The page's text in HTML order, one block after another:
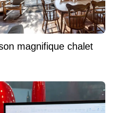
magnifique chalet